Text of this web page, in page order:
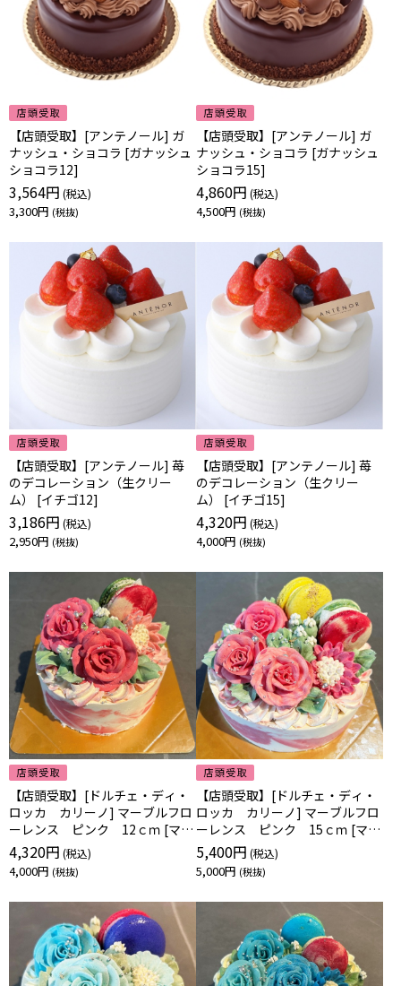
【店頭受取】[アンテノール] ガ
ナッシュ・ショコラ [ガナッシュ
ショコラ12]
3,564円
3,300円
【店頭受取】[アンテノール] ガ
ナッシュ・ショコラ [ガナッシュ
ショコラ15]
4,860円
4,500円
【店頭受取】[アンテノール] 苺
のデコレーション（生クリー
ム） [イチゴ12]
3,186円
2,950円
【店頭受取】[アンテノール] 苺
のデコレーション（生クリー
ム） [イチゴ15]
4,320円
4,000円
【店頭受取】[ドルチェ・ディ・
ロッカ カリーノ] マーブルフロ
ーレンス ピンク 12ｃｍ [マー
ブルピンク12]
4,320円
4,000円
【店頭受取】[ドルチェ・ディ・
ロッカ カリーノ] マーブルフロ
ーレンス ピンク 15ｃｍ [マー
ブルピンク15]
5,400円
5,000円